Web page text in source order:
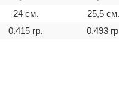
24 см. 25,5 см.
0.415 гр. 0.493